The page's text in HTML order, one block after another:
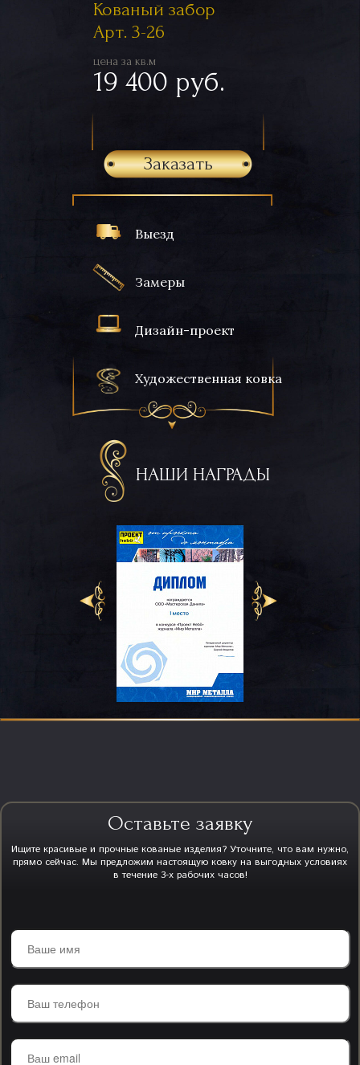
Выезд
Замеры
Дизайн-проект
Художественная ковка
НАШИ НАГРАДЫ
Кованый забор
Арт. 3-26
цена за кв.м
19 400 руб.
Заказать
Оставьте заявку
Ищите красивые и прочные кованые изделия? Уточните, что вам нужно,
прямо сейчас. Мы предложим настоящую ковку на выгодных условиях
в течение 3-х рабочих часов!